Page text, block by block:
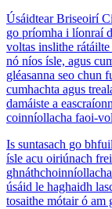
Úsáidtear Briseoirí
go príomha i líonraí
voltas inslithe
nó níos ísle, agus
gléasanna seo chun
cumhachta agus
damáiste a
coinníollacha faoi-
Is suntasach go
ísle acu oiriúnach
úsáid le haghaidh
tosaithe mótair ó am